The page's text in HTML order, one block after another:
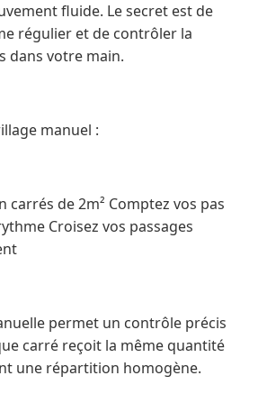
fluide. Le secret est de
régulier et de contrôler la
dans votre main.
manuel :
carrés de 2m² Comptez vos pas
Croisez vos passages
permet un contrôle précis
carré reçoit la même quantité
une répartition homogène.